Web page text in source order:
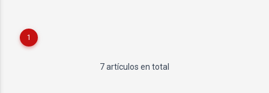
1
7 artículos en total